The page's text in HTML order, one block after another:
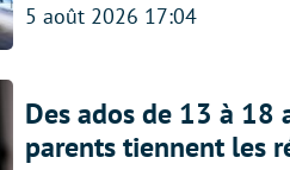
5 août 2026 17:04
Des ados de 13 à 18
parents tiennent les